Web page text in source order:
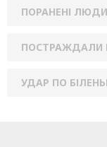
ПОРАНЕНІ ЛЮДИ
ПОСТРАЖДАЛИ
УДАР ПО